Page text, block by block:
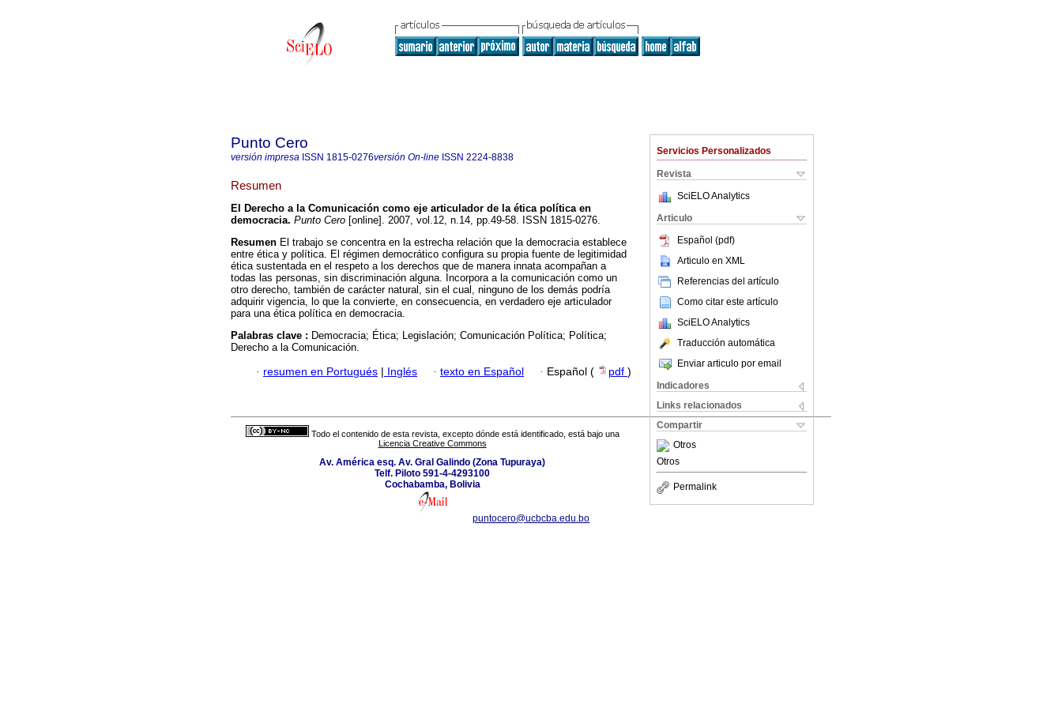
Servicios Personalizados
Revista
SciELO Analytics
Articulo
Español (pdf)
Articulo en XML
Referencias del artículo
Como citar este artículo
SciELO Analytics
Traducción automática
Enviar articulo por email
Indicadores
Links relacionados
Compartir
Otros
Otros
Permalink
Punto Cero
versión impresa ISSN 1815-0276versión On-line ISSN 2224-8838
Resumen
El Derecho a la Comunicación como eje articulador de la ética política en
democracia. Punto Cero [online]. 2007, vol.12, n.14, pp.49-58. ISSN 1815-0276.
Resumen El trabajo se concentra en la estrecha relación que la democracia establece
entre ética y política. El régimen democrático configura su propia fuente de legitimidad
ética sustentada en el respeto a los derechos que de manera innata acompañan a
todas las personas, sin discriminación alguna. Incorpora a la comunicación como un
otro derecho, también de carácter natural, sin el cual, ninguno de los demás podría
adquirir vigencia, lo que la convierte, en consecuencia, en verdadero eje articulador
para una ética política en democracia.
Palabras clave : Democracia; Ética; Legislación; Comunicación Política; Política;
Derecho a la Comunicación.
· resumen en Portugués | Inglés · texto en Español · Español ( pdf )
Todo el contenido de esta revista, excepto dónde está identificado, está bajo una
Licencia Creative Commons
Av. América esq. Av. Gral Galindo (Zona Tupuraya)
Telf. Piloto 591-4-4293100
Cochabamba, Bolivia
puntocero@ucbcba.edu.bo